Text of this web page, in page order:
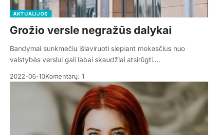
AKTUALIJOS
Grožio versle negražūs dalykai
Bandymai sunkmečiu išlaviruoti slepiant mokesčius nuo
valstybės verslui gali labai skaudžiai atsirūgti.…
2022-06-10Komentarų: 1